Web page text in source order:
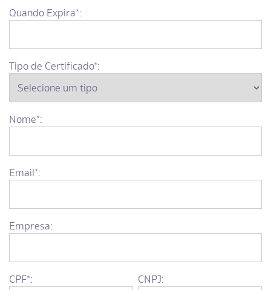
Quando Expira*:
Tipo de Certificado*:
Nome*:
Email*:
Empresa:
CPF*: CNPJ: